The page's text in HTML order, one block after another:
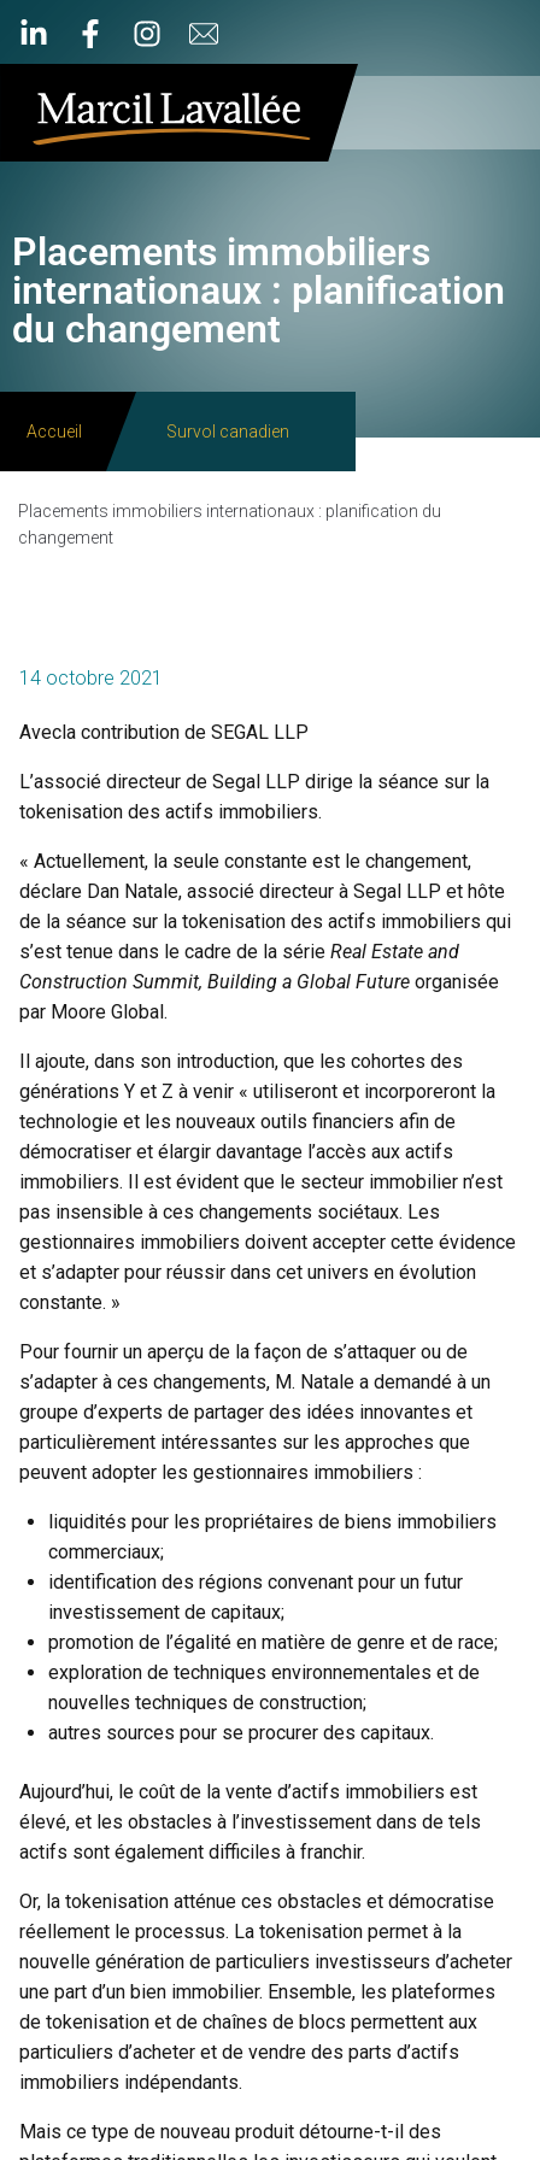
Placements immobiliers
internationaux : planification
du changement
Accueil Survol canadien
Placements immobiliers internationaux : planification du
changement
14 octobre 2021
Avecla contribution de SEGAL LLP
L’associé directeur de Segal LLP dirige la séance sur la
tokenisation des actifs immobiliers.
« Actuellement, la seule constante est le changement,
déclare Dan Natale, associé directeur à Segal LLP et hôte
de la séance sur la tokenisation des actifs immobiliers qui
s’est tenue dans le cadre de la série Real Estate and
Construction Summit, Building a Global Future organisée
par Moore Global.
Il ajoute, dans son introduction, que les cohortes des
générations Y et Z à venir « utiliseront et incorporeront la
technologie et les nouveaux outils financiers afin de
démocratiser et élargir davantage l’accès aux actifs
immobiliers. Il est évident que le secteur immobilier n’est
pas insensible à ces changements sociétaux. Les
gestionnaires immobiliers doivent accepter cette évidence
et s’adapter pour réussir dans cet univers en évolution
constante. »
Pour fournir un aperçu de la façon de s’attaquer ou de
s’adapter à ces changements, M. Natale a demandé à un
groupe d’experts de partager des idées innovantes et
particulièrement intéressantes sur les approches que
peuvent adopter les gestionnaires immobiliers :
liquidités pour les propriétaires de biens immobiliers
commerciaux;
identification des régions convenant pour un futur
investissement de capitaux;
promotion de l’égalité en matière de genre et de race;
exploration de techniques environnementales et de
nouvelles techniques de construction;
autres sources pour se procurer des capitaux.
Aujourd’hui, le coût de la vente d’actifs immobiliers est
élevé, et les obstacles à l’investissement dans de tels
actifs sont également difficiles à franchir.
Or, la tokenisation atténue ces obstacles et démocratise
réellement le processus. La tokenisation permet à la
nouvelle génération de particuliers investisseurs d’acheter
une part d’un bien immobilier. Ensemble, les plateformes
de tokenisation et de chaînes de blocs permettent aux
particuliers d’acheter et de vendre des parts d’actifs
immobiliers indépendants.
Mais ce type de nouveau produit détourne-t-il des